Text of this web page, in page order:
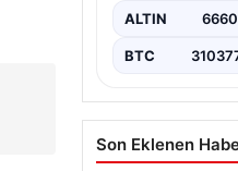
yanıtladı
Cumhurbaşkanı
Mekke Ortak…
ALTIN
BTC
Son Eklenen